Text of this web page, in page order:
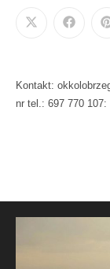
Kontakt:
nr tel.: 697 770 107: